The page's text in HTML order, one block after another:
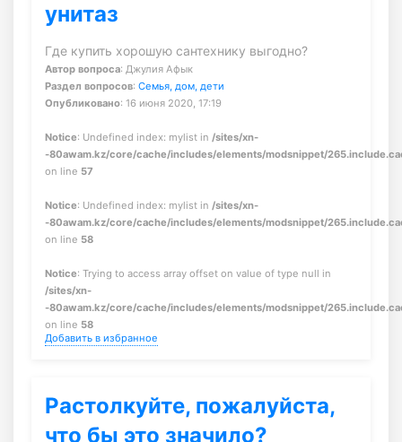
унитаз
Где купить хорошую сантехнику выгодно?
Автор вопроса: Джулия Афык
Раздел вопросов: Семья, дом, дети
Опубликовано: 16 июня 2020, 17:19
Notice: Undefined index: mylist in /sites/xn-
-80awam.kz/core/cache/includes/elements/modsnippet/
on line 57
Notice: Undefined index: mylist in /sites/xn-
-80awam.kz/core/cache/includes/elements/modsnippet/
on line 58
Notice: Trying to access array offset on value of type null in
/sites/xn-
-80awam.kz/core/cache/includes/elements/modsnippet/
on line 58
Добавить в избранное
Растолкуйте, пожалуйста,
что бы это значило?